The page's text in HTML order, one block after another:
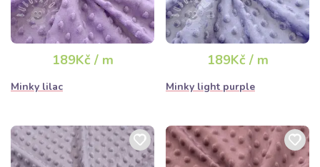
189Kč / m
Minky lilac
189Kč / m
Minky light purple